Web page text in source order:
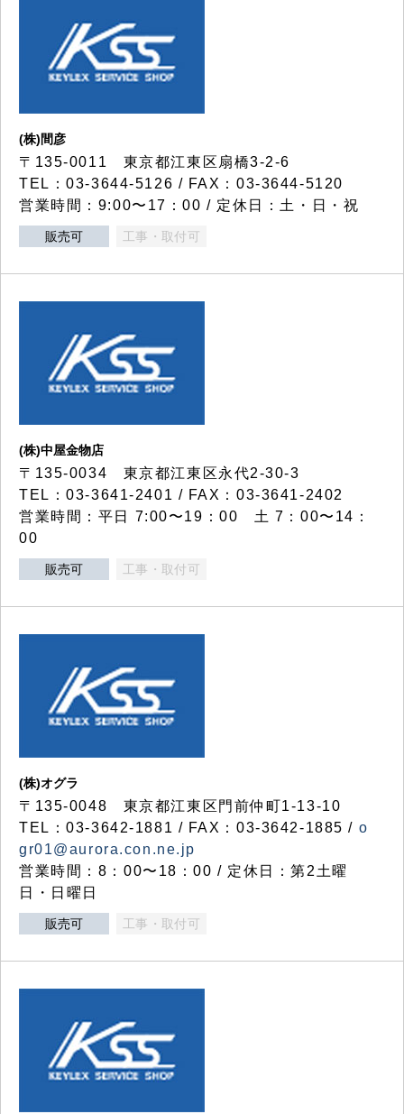
(株)間彦
〒135-0011 東京都江東区扇橋3-2-6
TEL：03-3644-5126 / FAX：03-3644-5120
営業時間：9:00〜17：00 / 定休日：土・日・祝
販売可 工事・取付可
(株)中屋金物店
〒135-0034 東京都江東区永代2-30-3
TEL：03-3641-2401 / FAX：03-3641-2402
営業時間：平日 7:00〜19：00 土 7：00〜14：
00
販売可 工事・取付可
(株)オグラ
〒135-0048 東京都江東区門前仲町1-13-10
TEL：03-3642-1881 / FAX：03-3642-1885 / o
gr01@aurora.con.ne.jp
営業時間：8：00〜18：00 / 定休日：第2土曜
日・日曜日
販売可 工事・取付可